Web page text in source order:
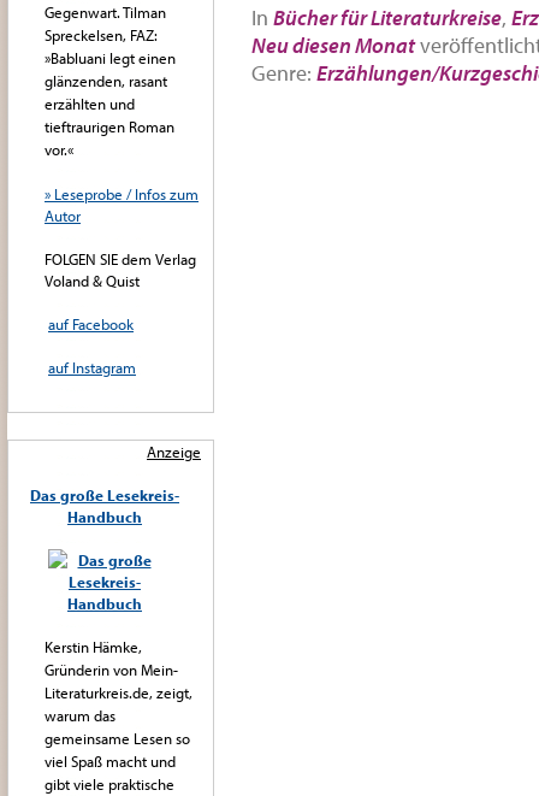
In Bücher für Literaturkreise,
Neu diesen Monat
Genre: Erzählungen/
Gegenwart. Tilman
Spreckelsen, FAZ:
»Babluani legt einen
glänzenden, rasant
erzählten und
tieftraurigen Roman
vor.«
» Leseprobe / Infos zum
Autor
FOLGEN SIE dem Verlag
Voland & Quist
auf Facebook
auf Instagram
Anzeige
Das große Lesekreis-
Handbuch
Kerstin Hämke,
Gründerin von Mein-
Literaturkreis.de, zeigt,
warum das
gemeinsame Lesen so
viel Spaß macht und
gibt viele praktische